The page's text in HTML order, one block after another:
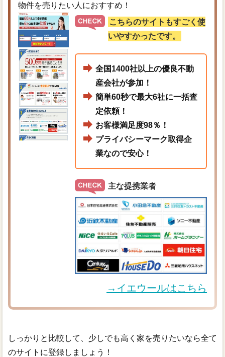
物件を売りたい人におすすめ！
こちらのサイトもすごく使
いやすかったです。
全国1400社以上の優良不動
産会社が参加！
簡単60秒で最大6社に一括査
定依頼！
お客様満足度98％！
プライバシーマーク取得企
業なので安心！
主な提携業者
→イエウールはこちら
しっかりと比較して、少しでも高く家を売りたいなら全て
のサイトに登録しましょう！